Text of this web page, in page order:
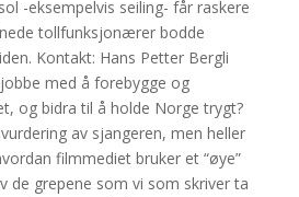
-eksempelvis seiling- får raskere
tollfunksjonærer bodde
Kontakt: Hans Petter Bergli
med å forebygge og
og bidra til å holde Norge trygt?
av sjangeren, men heller
filmmediet bruker et “øye”
de grepene som vi som skriver ta